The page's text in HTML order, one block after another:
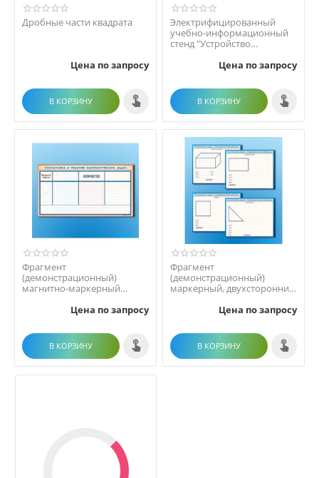
Дробные части квадрата
Цена по запросу
В КОРЗИНУ
Электрифицированный
учебно-информационный
стенд "Устройство
компьютера"Цена по запросу
В КОРЗИНУ
Фрагмент
(демонстрационный)
магнитно-маркерный
математических зад...
Цена по запросу
В КОРЗИНУ
Фрагмент
(демонстрационный)
маркерный, двухсторонний
Геометрические ...Цена по запросу
В КОРЗИНУ